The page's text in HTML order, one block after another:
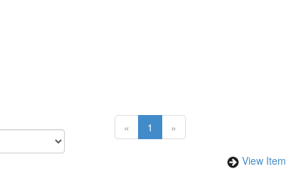
« 1 »
View Item